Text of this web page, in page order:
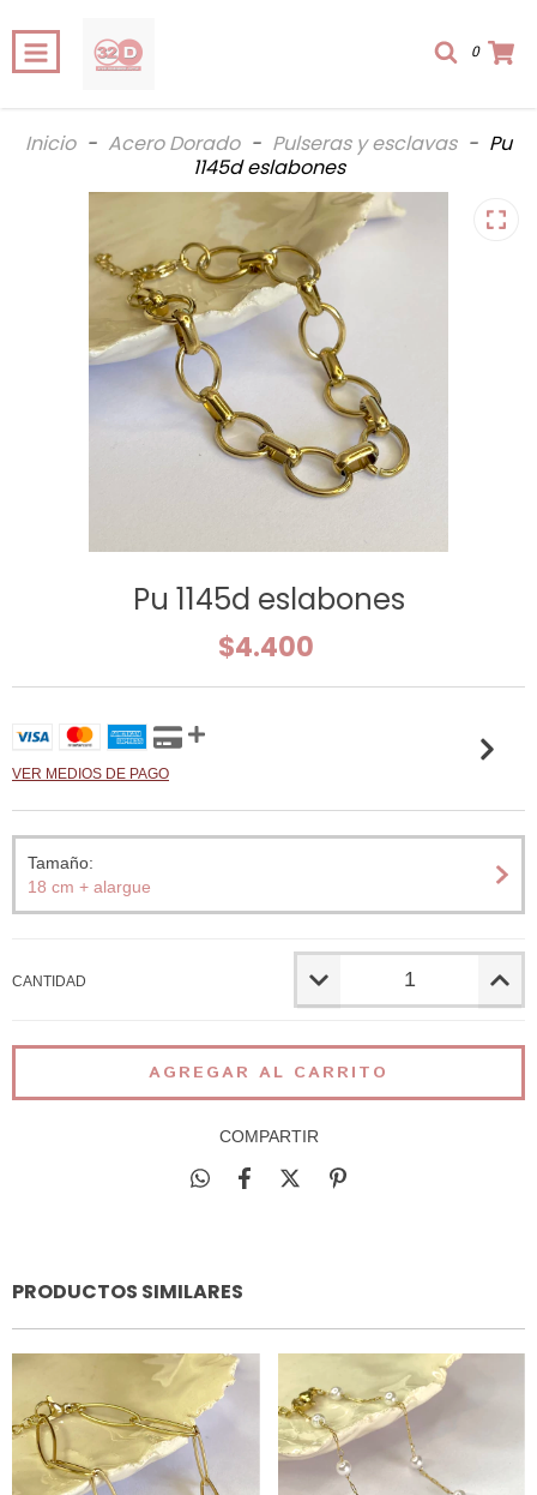
0
Inicio - Acero Dorado - Pulseras y esclavas - Pu
1145d eslabones
Pu 1145d eslabones
$4.400
VER MEDIOS DE PAGO
Tamaño:
18 cm + alargue
CANTIDAD
COMPARTIR
PRODUCTOS SIMILARES